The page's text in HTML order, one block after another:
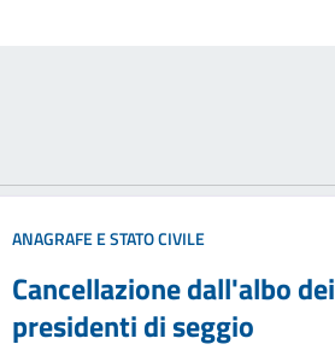
ANAGRAFE E STATO CIVILE
Cancellazione dall'albo dei
presidenti di seggio